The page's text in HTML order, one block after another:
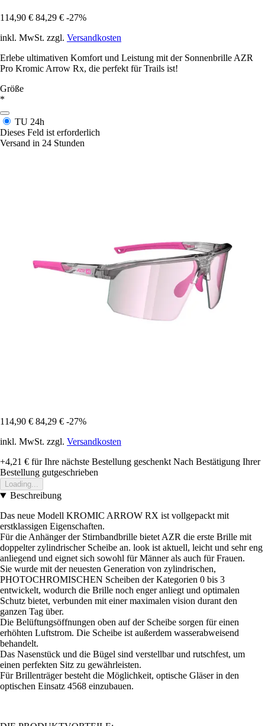
114,90 € 84,29 € -27%
inkl. MwSt. zzgl. Versandkosten
Erlebe ultimativen Komfort und Leistung mit der Sonnenbrille AZR
Pro Kromic Arrow Rx, die perfekt für Trails ist!
Größe
*
TU 24h
Dieses Feld ist erforderlich
Versand in 24 Stunden
114,90 € 84,29 € -27%
inkl. MwSt. zzgl. Versandkosten
+4,21 € für Ihre nächste Bestellung geschenkt Nach Bestätigung Ihrer
Bestellung gutgeschrieben
Loading...
Beschreibung
Das neue Modell KROMIC ARROW RX ist vollgepackt mit
erstklassigen Eigenschaften.
Für die Anhänger der Stirnbandbrille bietet AZR die erste Brille mit
doppelter zylindrischer Scheibe an. look ist aktuell, leicht und sehr eng
anliegend und eignet sich sowohl für Männer als auch für Frauen.
Sie wurde mit der neuesten Generation von zylindrischen,
PHOTOCHROMISCHEN Scheiben der Kategorien 0 bis 3
entwickelt, wodurch die Brille noch enger anliegt und optimalen
Schutz bietet, verbunden mit einer maximalen vision durant den
ganzen Tag über.
Die Belüftungsöffnungen oben auf der Scheibe sorgen für einen
erhöhten Luftstrom. Die Scheibe ist außerdem wasserabweisend
behandelt.
Das Nasenstück und die Bügel sind verstellbar und rutschfest, um
einen perfekten Sitz zu gewährleisten.
Für Brillenträger besteht die Möglichkeit, optische Gläser in den
optischen Einsatz 4568 einzubauen.